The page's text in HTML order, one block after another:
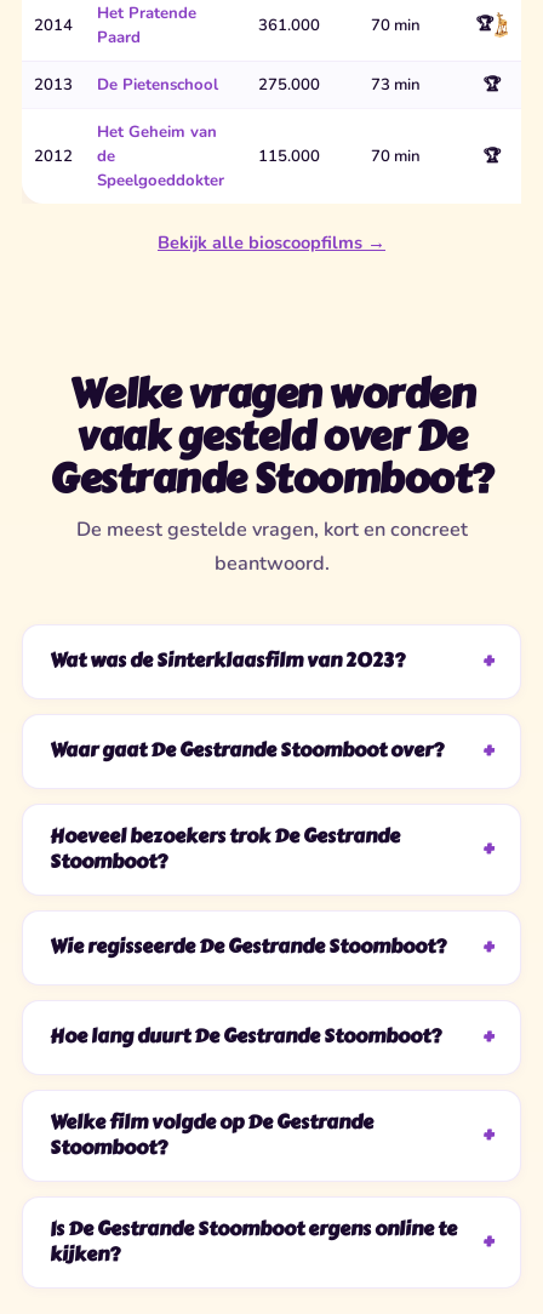
2014
Het Pratende
Paard
361.000 70 min 🏆
2013 De Pietenschool 275.000 73 min 🏆
2012
Het Geheim van
de
Speelgoeddokter
115.000 70 min 🏆
Bekijk alle bioscoopfilms →
Welke vragen worden
vaak gesteld over De
Gestrande Stoomboot?
De meest gestelde vragen, kort en concreet
beantwoord.
Wat was de Sinterklaasfilm van 2023?
Waar gaat De Gestrande Stoomboot over?
Hoeveel bezoekers trok De Gestrande
Stoomboot?
Wie regisseerde De Gestrande Stoomboot?
Hoe lang duurt De Gestrande Stoomboot?
Welke film volgde op De Gestrande
Stoomboot?
Is De Gestrande Stoomboot ergens online te
kijken?